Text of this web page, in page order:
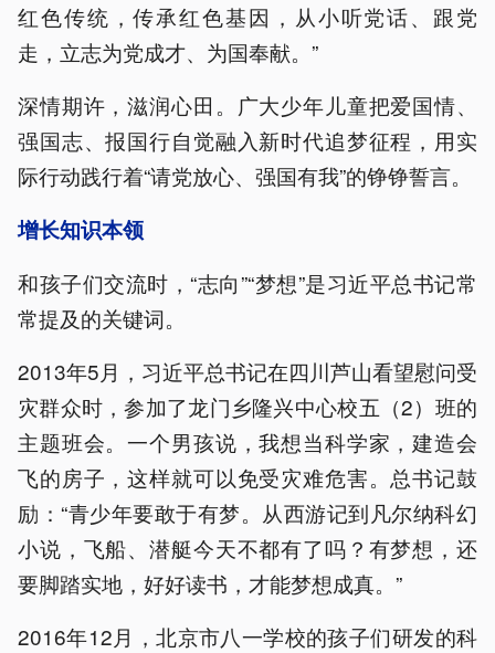
红色传统，传承红色基因，从小听党话、跟党
走，立志为党成才、为国奉献。”
深情期许，滋润心田。广大少年儿童把爱国情、
强国志、报国行自觉融入新时代追梦征程，用实
际行动践行着“请党放心、强国有我”的铮铮誓言。
增长知识本领
和孩子们交流时，“志向”“梦想”是习近平总书记常
常提及的关键词。
2013年5月，习近平总书记在四川芦山看望慰问受
灾群众时，参加了龙门乡隆兴中心校五（2）班的
主题班会。一个男孩说，我想当科学家，建造会
飞的房子，这样就可以免受灾难危害。总书记鼓
励：“青少年要敢于有梦。从西游记到凡尔纳科幻
小说，飞船、潜艇今天不都有了吗？有梦想，还
要脚踏实地，好好读书，才能梦想成真。”
2016年12月，北京市八一学校的孩子们研发的科